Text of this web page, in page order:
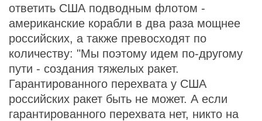
ответить США подводным флотом -
американские корабли в два раза мощнее
российских, а также превосходят по
количеству: "Мы поэтому идем по-другому
пути - создания тяжелых ракет.
Гарантированного перехвата у США
российских ракет быть не может. А если
гарантированного перехвата нет, никто на